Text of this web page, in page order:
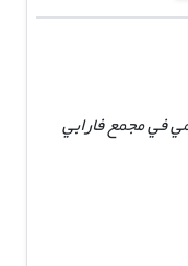
في مجمع فارابي